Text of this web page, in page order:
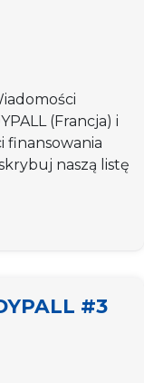
(Francja) i
finansowania
naszą listę
#3